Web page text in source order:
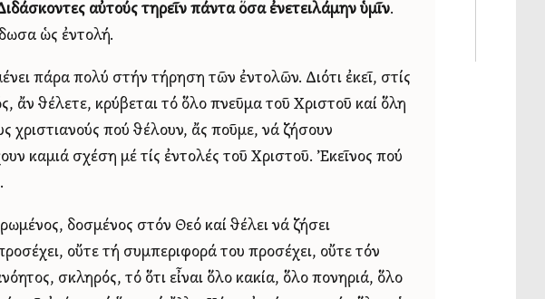
ιδάσκοντες αὐτούς τηρεῖν πάντα ὅσα ἐνετειλάμην ὑμῖν.
ὡς ἐντολή.
πάρα πολύ στήν τήρηση τῶν ἐντολῶν. Διότι ἐκεῖ, στίς
ἄν θέλετε, κρύβεται τό ὅλο πνεῦμα τοῦ Χριστοῦ καί ὅλη
χριστιανούς πού θέλουν, ἄς ποῦμε, νά ζήσουν
καμιά σχέση μέ τίς ἐντολές τοῦ Χριστοῦ. Ἐκεῖνος πού
δοσμένος στόν Θεό καί θέλει νά ζήσει
οὔτε τή συμπεριφορά του προσέχει, οὔτε τόν
σκληρός, τό ὅτι εἶναι ὅλο κακία, ὅλο πονηριά, ὅλο